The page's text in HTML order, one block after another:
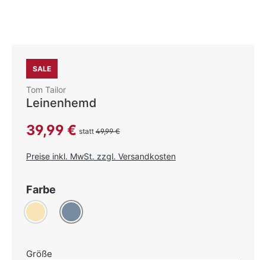
SALE
Tom Tailor
Leinenhemd
Verkaufspreis:
39,99 € statt 49,99 €
Preise inkl. MwSt. zzgl. Versandkosten
Farbe
Beige Graublau
Größe